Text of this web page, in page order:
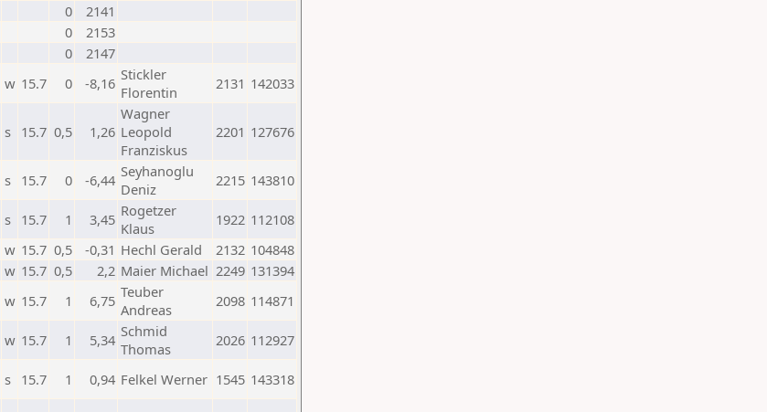
0
2141
0
2153
0
2147
w 15.7 0 -8,16 Stickler
Florentin
2131 142033
s 15.7 0,5 1,26
Wagner
Leopold
Franziskus
2201 127676
s 15.7 0 -6,44 Seyhanoglu
Deniz
2215 143810
s 15.7 1 3,45 Rogetzer
Klaus
1922 112108
w 15.7 0,5 -0,31 Hechl Gerald 2132 104848
w 15.7 0,5 2,2 Maier Michael 2249 131394
w 15.7 1 6,75 Teuber
Andreas
2098 114871
w 15.7 1 5,34 Schmid
Thomas
2026 112927
s 15.7 1 0,94 Felkel Werner 1545 143318